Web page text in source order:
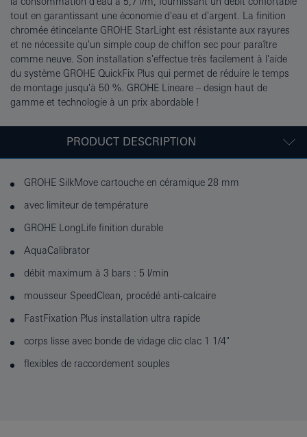
tout en garantissant une économie d'eau et d'argent. La finition
chromée étincelante GROHE StarLight est résistante aux rayures
et ne nécessite qu'un simple coup de chiffon sec pour paraître
comme neuve. Son installation s'effectue très facilement à l'aide
du système GROHE QuickFix Plus qui permet de réduire le temps
de montage jusqu'à 50 %. GROHE Lineare – design haut de
gamme et technologie à un prix abordable !
PRODUCT DESCRIPTION
GROHE SilkMove cartouche en céramique 28 mm
avec limiteur de température
GROHE LongLife finition durable
AquaCalibrator
débit maximum à 3 bars : 5 l/min
mousseur SpeedClean, procédé anti-calcaire
FastFixation Plus installation ultra rapide
corps lisse avec bonde de vidage clic clac 1 1/4"
flexibles de raccordement souples